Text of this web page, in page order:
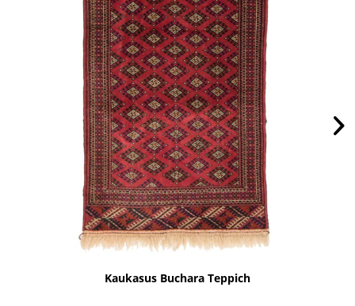
Kaukasus Buchara Teppich